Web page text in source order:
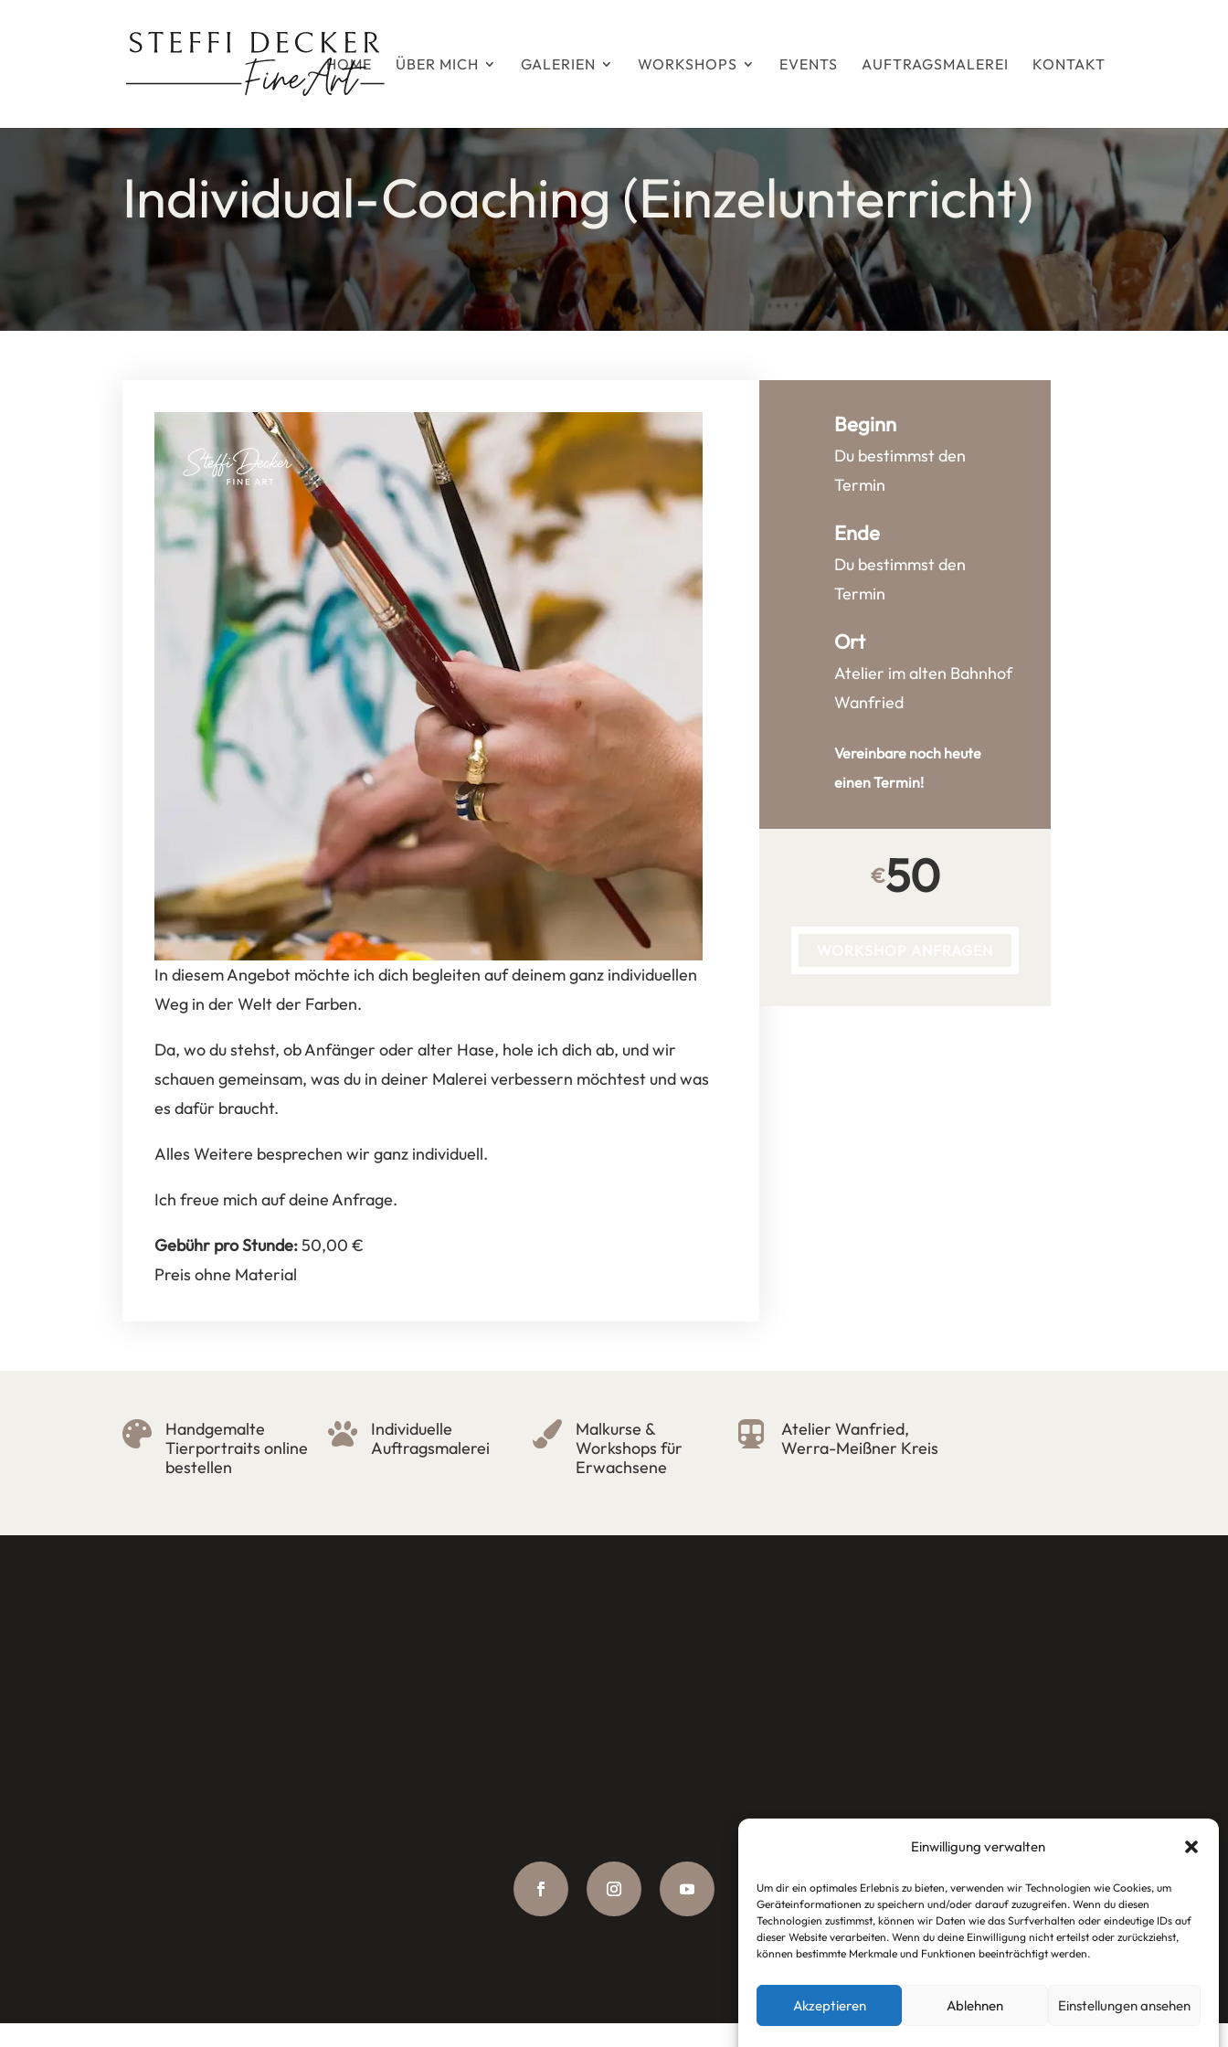
Einwilligung verwalten
Um dir ein optimales Erlebnis zu bieten, verwenden wir Technologien wie Cookies, um
Geräteinformationen zu speichern und/oder darauf zuzugreifen. Wenn du diesen
Technologien zustimmst, können wir Daten wie das Surfverhalten oder eindeutige IDs auf
dieser Website verarbeiten. Wenn du deine Einwilligung nicht erteilst oder zurückziehst,
können bestimmte Merkmale und Funktionen beeinträchtigt werden.
Akzeptieren Ablehnen Einstellungen ansehen
HOME ÜBER MICH GALERIEN WORKSHOPS EVENTS AUFTRAGSMALEREI KONTAKT
Individual-Coaching (Einzelunterricht)
In diesem Angebot möchte ich dich begleiten auf deinem ganz individuellen
Weg in der Welt der Farben.
Da, wo du stehst, ob Anfänger oder alter Hase, hole ich dich ab, und wir
schauen gemeinsam, was du in deiner Malerei verbessern möchtest und was
es dafür braucht.
Alles Weitere besprechen wir ganz individuell.
Ich freue mich auf deine Anfrage.
Gebühr pro Stunde:50,00 €
Preis ohne Material
Beginn
Du bestimmst den
Termin
Ende
Du bestimmst den
Termin
Ort
Atelier im alten Bahnhof
Wanfried
Vereinbare noch heute
einen Termin!
€50

Handgemalte
Tierportraits online
bestellen

Individuelle
Auftragsmalerei

Malkurse &
Workshops für
Erwachsene

Atelier Wanfried,
Werra-Meißner Kreis